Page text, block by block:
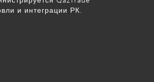
и интеграции РК.